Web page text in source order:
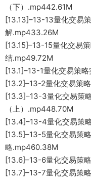
（下）.mp442.61M
[13.13]–13-13量化交易
解.mp433.26M
[13.15]–13-15量化交易
结.mp49.72M
[13.1]–13-1量化交易策
[13.2]–13-2量化交易策
[13.3]–13-3量化交易策
（上）.mp448.70M
[13.4]–13-4量化交易策
[13.5]–13-5量化交易策
略.mp460.38M
[13.6]–13-6量化交易策
[13.7]–13-7量化交易策